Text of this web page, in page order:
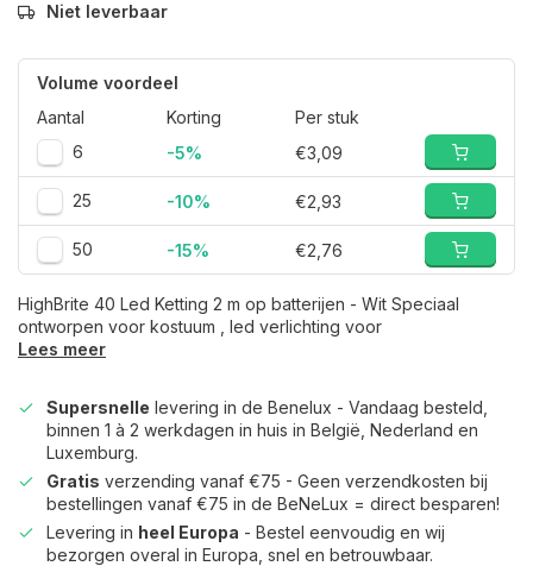
Niet leverbaar
Volume voordeel
Aantal
Korting
Per stuk
6
-5% €3,09
25 -10% €2,93
50 -15% €2,76
HighBrite 40 Led Ketting 2 m op batterijen - Wit Speciaal
ontworpen voor kostuum , led verlichting voor
Lees meer
Supersnelle levering in de Benelux - Vandaag besteld,
binnen 1 à 2 werkdagen in huis in België, Nederland en
Luxemburg.
Gratis verzending vanaf €75 - Geen verzendkosten bij
bestellingen vanaf €75 in de BeNeLux = direct besparen!
Levering in heel Europa - Bestel eenvoudig en wij
bezorgen overal in Europa, snel en betrouwbaar.